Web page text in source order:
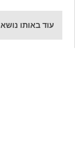
עוד באותו